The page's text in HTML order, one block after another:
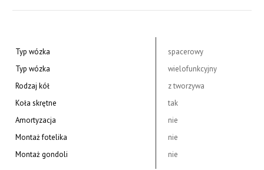
Typ wózka
spacerowy
Typ wózka
wielofunkcyjny
Rodzaj kół
z tworzywa
Koła skrętne
tak
Amortyzacja
nie
Montaż fotelika
nie
Montaż gondoli
nie